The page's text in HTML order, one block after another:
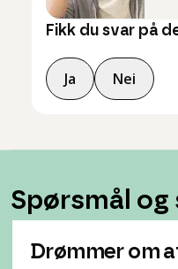
Fikk du svar på
Ja Nei
Spørsmål og
Drømmer om